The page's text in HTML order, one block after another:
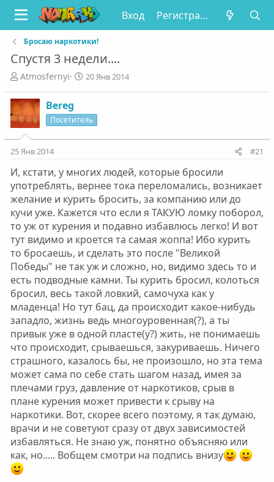
Вход Регистрация
Бросаю наркотики!
Спустя 3 недели....
А
т
о
р
т
м
ы
Atmosfernyi
Д
н
л
20 Янв 2014
Bereg
Посетитель
25 Янв 2014 #21
И, кстати, у многих людей, которые бросили
употреблять, вернее тока переломались, возникает
желание и курить бросить, за компанию или до
кучи уже. Кажется что если я ТАКУЮ ломку поборол,
то уж от курения и подавно избавлюсь легко! И вот
тут видимо и кроется та самая жоппа! Ибо курить
то бросаешь, и сделать это после "Великой
Победы" не так уж и сложно, но, видимо здесь то и
есть подводные камни. Ты курить бросил, колоться
бросил, весь такой ловкий, самочуха как у
младенца! Но тут бац, да происходит какое-нибудь
западло, жизнь ведь многоуровенная(?), а ты
привык уже в одной пласте(у?) жить, не понимаешь
что происходит, срываешься, закуриваешь. Ничего
страшного, казалось бы, не произошло, но эта тема
может сама по себе стать шагом назад, имея за
плечами груз, давление от наркотиков, срыв в
плане курения может привести к срыву на
наркотики. Вот, скорее всего поэтому, я так думаю,
врачи и не советуют сразу от двух зависимостей
избавляться. Не знаю уж, понятно объясняю или
как, но..... Вобщем смотри на подпись внизу